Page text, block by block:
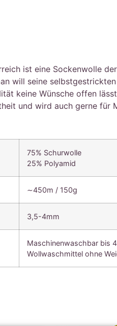
ist eine Sockenwolle
will seine
keine Wünsche offen
und wird auch gerne für
75% Schurwolle
25% Polyamid
∼450m / 150g
3,5-4mm
Maschinenwaschbar bis
Wollwaschmittel ohne